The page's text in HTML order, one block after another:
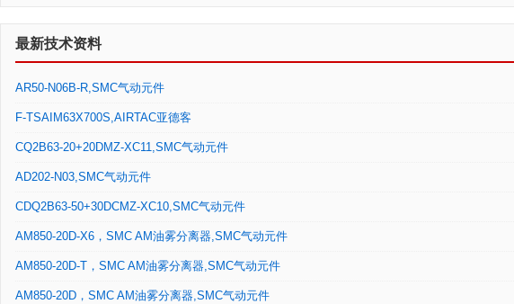
最新技术资料
AR50-N06B-R,SMC气动元件
F-TSAIM63X700S,AIRTAC亚德客
CQ2B63-20+20DMZ-XC11,SMC气动元件
AD202-N03,SMC气动元件
CDQ2B63-50+30DCMZ-XC10,SMC气动元件
AM850-20D-X6，SMC AM油雾分离器,SMC气动元件
AM850-20D-T，SMC AM油雾分离器,SMC气动元件
AM850-20D，SMC AM油雾分离器,SMC气动元件